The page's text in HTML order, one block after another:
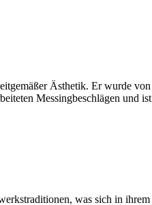
Ästhetik. Er wurde
Messingbeschlägen und
was sich in